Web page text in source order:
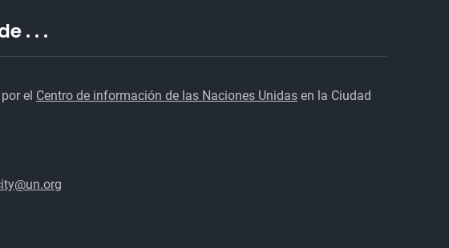
. . .
el Centro de información de las Naciones Unidas en la Ciudad